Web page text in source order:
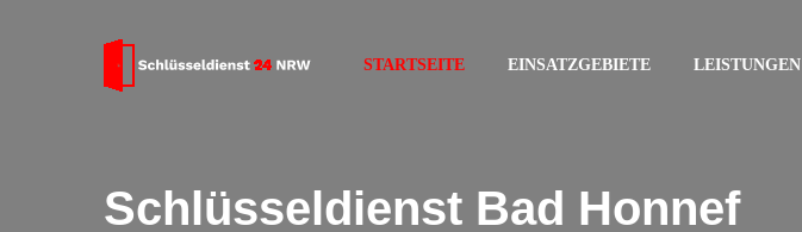
STARTSEITE EINSATZGEBIETE LEISTUNGEN
Schlüsseldienst Bad Honnef